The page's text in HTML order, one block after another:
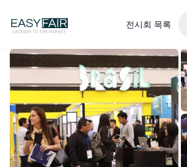
전시회 목록